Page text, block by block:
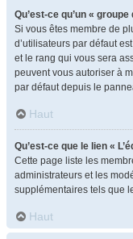
Qu’est-ce qu’un «
Si vous êtes membre de
d’utilisateurs par défaut
et le rang qui vous sera
peuvent vous autoriser à
par défaut depuis le
Haut
Qu’est-ce que le lien «
Cette page liste les
administrateurs et les
supplémentaires tels que
Haut